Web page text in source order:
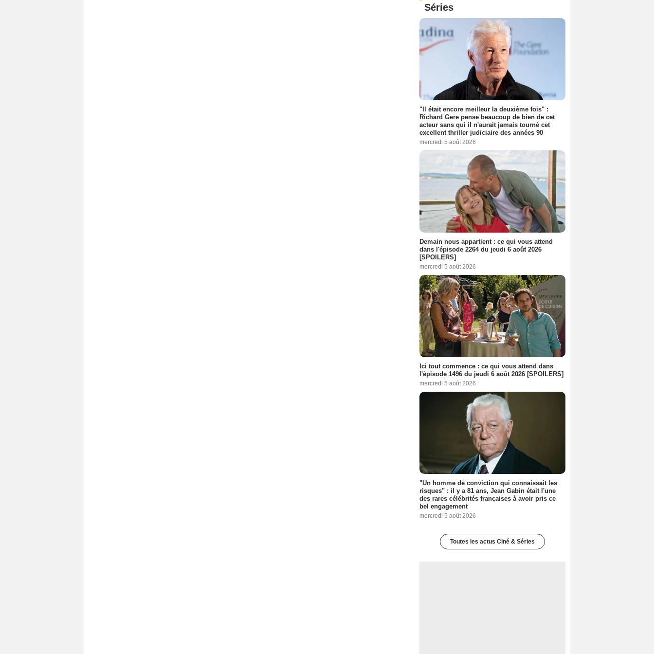
Séries
"Il était encore meilleur la deuxième fois" :
Richard Gere pense beaucoup de bien de cet
acteur sans qui il n'aurait jamais tourné cet
excellent thriller judiciaire des années 90
mercredi 5 août 2026
Demain nous appartient : ce qui vous attend
dans l'épisode 2264 du jeudi 6 août 2026
[SPOILERS]
mercredi 5 août 2026
Ici tout commence : ce qui vous attend dans
l'épisode 1496 du jeudi 6 août 2026 [SPOILERS]
mercredi 5 août 2026
"Un homme de conviction qui connaissait les
risques" : il y a 81 ans, Jean Gabin était l'une
des rares célébrités françaises à avoir pris ce
bel engagement
mercredi 5 août 2026
Toutes les actus Ciné & Séries